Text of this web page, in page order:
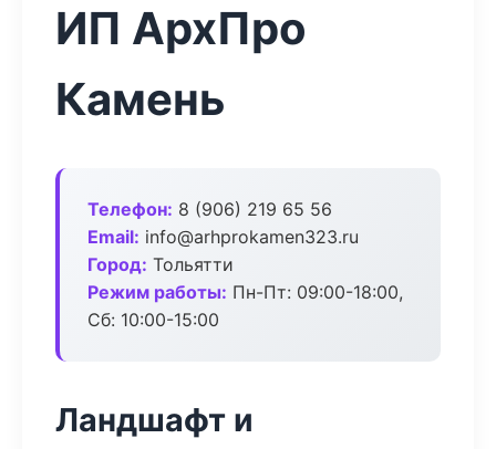
ИП АрхПро
Камень
Телефон: 8 (906) 219 65 56
Email: info@arhprokamen323.ru
Город: Тольятти
Режим работы: Пн-Пт: 09:00-18:00,
Сб: 10:00-15:00
Ландшафт и